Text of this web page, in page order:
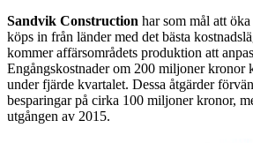
Sandvik Construction har som mål att
köps in från länder med det bästa
kommer affärsområdets produktion att
Engångskostnader om 200 miljoner kronor
under fjärde kvartalet. Dessa åtgärder
besparingar på cirka 100 miljoner kronor,
utgången av 2015.